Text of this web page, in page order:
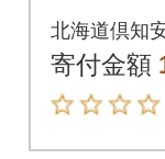
サイズ
産地直送
北海道倶知
寄付金額